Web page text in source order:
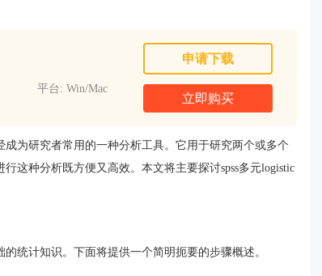
平台: Win/Mac
申请下载
立即购买
为研究者常用的一种分析工具。它用于研究两个或多个
这种分析既方便又高效。本文将主要探讨spss多元logistic
统计知识。下面将提供一个简明扼要的步骤概述。